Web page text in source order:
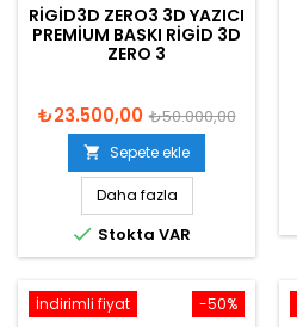
RIGID3D ZERO3 3D YAZICI
PREMIUM BASKI RIGID 3D
ZERO 3
₺23.500,00 ₺50.000,00
 Sepete ekle
Daha fazla
 Stokta VAR
-50%
İndirimli fiyat